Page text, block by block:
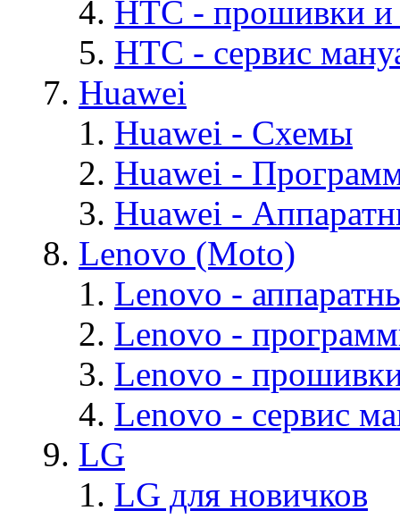
HTC - прошивки
HTC - cервис
Huawei
Huawei - Cхемы
Huawei -
Huawei -
Lenovo (Moto)
Lenovo -
Lenovo -
Lenovo -
Lenovo - cервис
LG
LG для новичков